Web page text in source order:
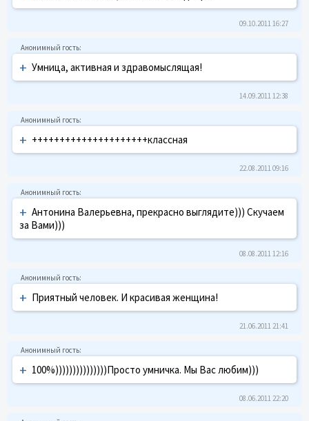
09.10.2011 16:27
+ Умница, активная и здравомыслящая!
14.09.2011 12:38
+ +++++++++++++++++++++классная
22.08.2011 09:16
+ Антонина Валерьевна, прекрасно выглядите))) Скучаем
за Вами)))
08.08.2011 12:16
+ Приятный человек. И красивая женщина!
21.06.2011 21:41
+ 100%)))))))))))))))Просто умничка. Мы Вас любим)))
08.06.2011 22:20